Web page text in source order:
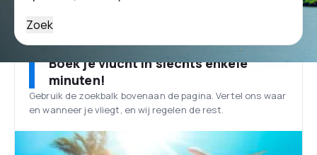
Zoek
Boek je vlucht in slechts enkele
minuten!
Gebruik de zoekbalk bovenaan de pagina. Vertel ons waar
en wanneer je vliegt, en wij regelen de rest.